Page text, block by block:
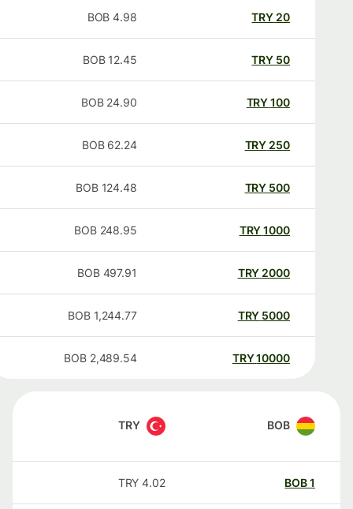
20
TRY
4.98
BOB
50
TRY
12.45
BOB
100
TRY
24.90
BOB
250
TRY
62.24
BOB
500
TRY
124.48
BOB
1000
TRY
248.95
BOB
2000
TRY
497.91
BOB
5000
TRY
1,244.77
BOB
10000
TRY
2,489.54
BOB
BOB
TRY
BOB
4.02
TRY